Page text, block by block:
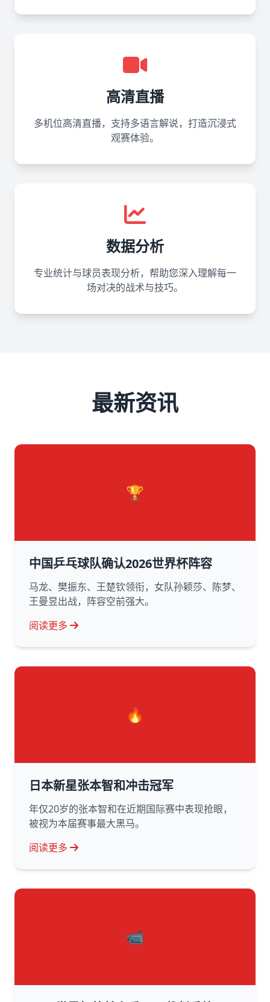
高清直播
多机位高清直播，支持多语言解说，打造沉浸式
观赛体验。
数据分析
专业统计与球员表现分析，帮助您深入理解每一
场对决的战术与技巧。
最新资讯
🏆
中国乒乓球队确认2026世界杯阵容
马龙、樊振东、王楚钦领衔，女队孙颖莎、陈梦、
王曼昱出战，阵容空前强大。
阅读更多
🔥
日本新星张本智和冲击冠军
年仅20岁的张本智和在近期国际赛中表现抢眼，
被视为本届赛事最大黑马。
阅读更多
📹